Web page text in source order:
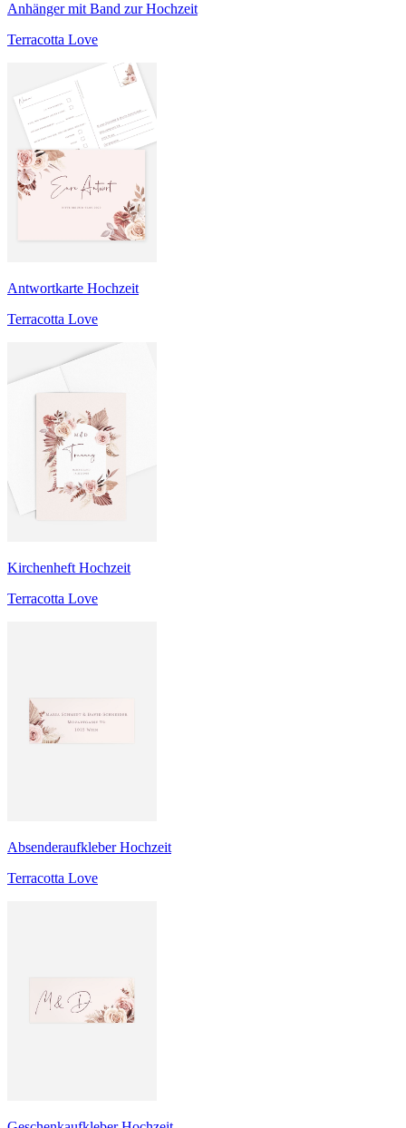
Anhänger mit Band zur Hochzeit
Terracotta Love
Antwortkarte Hochzeit
Terracotta Love
Kirchenheft Hochzeit
Terracotta Love
Absenderaufkleber Hochzeit
Terracotta Love